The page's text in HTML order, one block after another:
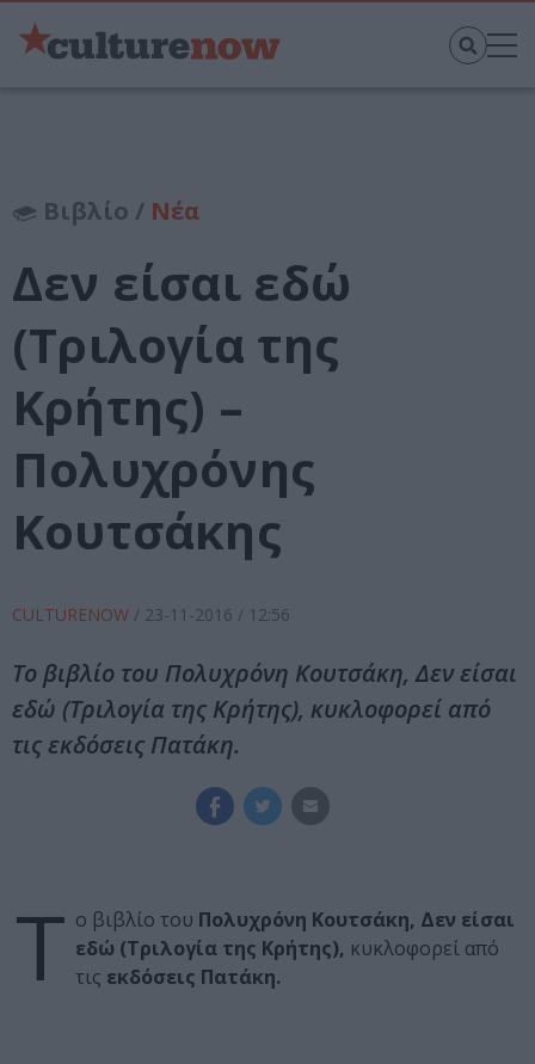
Βιβλίο / Νέα
Δεν είσαι εδώ
(Τριλογία της
Κρήτης) –
Πολυχρόνης
Κουτσάκης
CULTURENOW / 23-11-2016 / 12:56
Το βιβλίο του Πολυχρόνη Κουτσάκη, Δεν είσαι
εδώ (Τριλογία της Κρήτης), κυκλοφορεί από
τις εκδόσεις Πατάκη.
Τ ο βιβλίο του Πολυχρόνη Κουτσάκη, Δεν είσαι
εδώ (Τριλογία της Κρήτης), κυκλοφορεί από
τις εκδόσεις Πατάκη.